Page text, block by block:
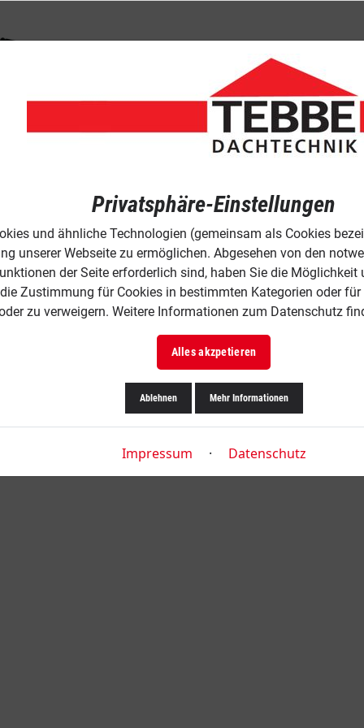
Privatsphäre-Einstellungen
und ähnliche Technologien (gemeinsam als Cookies
unserer Webseite zu ermöglichen. Abgesehen von den
der Seite erforderlich sind, haben Sie die Möglichkeit
Zustimmung für Cookies in bestimmten Kategorien oder für
zu verweigern. Weitere Informationen zum Datenschutz
Alles akzpetieren
Ablehnen Mehr Informationen
Impressum · Datenschutz
Verkleidungen
Faserzement